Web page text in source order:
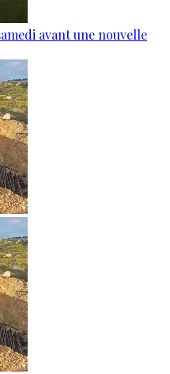
avant une nouvelle